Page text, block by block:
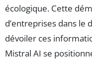
écologique. Cette
d’entreprises dans le
dévoiler ces
Mistral AI se